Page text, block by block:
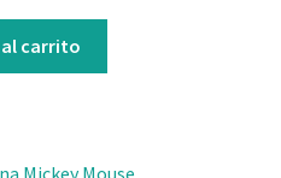
carrito